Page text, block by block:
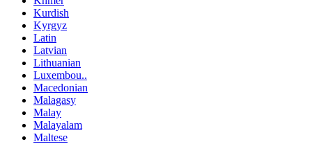
Kurdish
Kyrgyz
Latin
Latvian
Lithuanian
Luxembou..
Macedonian
Malagasy
Malay
Malayalam
Maltese